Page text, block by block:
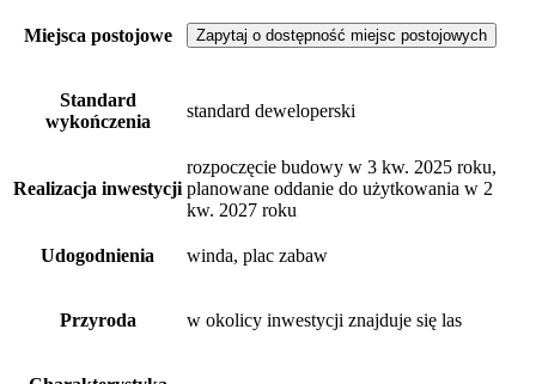
Miejsca postojowe Zapytaj o dostępność miejsc postojowych
Standard
wykończenia
standard deweloperski
Realizacja inwestycji
rozpoczęcie budowy w 3 kw. 2025 roku,
planowane oddanie do użytkowania w 2
kw. 2027 roku
Udogodnienia winda, plac zabaw
Przyroda w okolicy inwestycji znajduje się las